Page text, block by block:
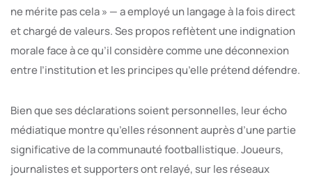
ne mérite pas cela » — a employé un langage à la fois direct
et chargé de valeurs. Ses propos reflètent une indignation
morale face à ce qu’il considère comme une déconnexion
entre l’institution et les principes qu’elle prétend défendre.
Bien que ses déclarations soient personnelles, leur écho
médiatique montre qu’elles résonnent auprès d’une partie
significative de la communauté footballistique. Joueurs,
journalistes et supporters ont relayé, sur les réseaux